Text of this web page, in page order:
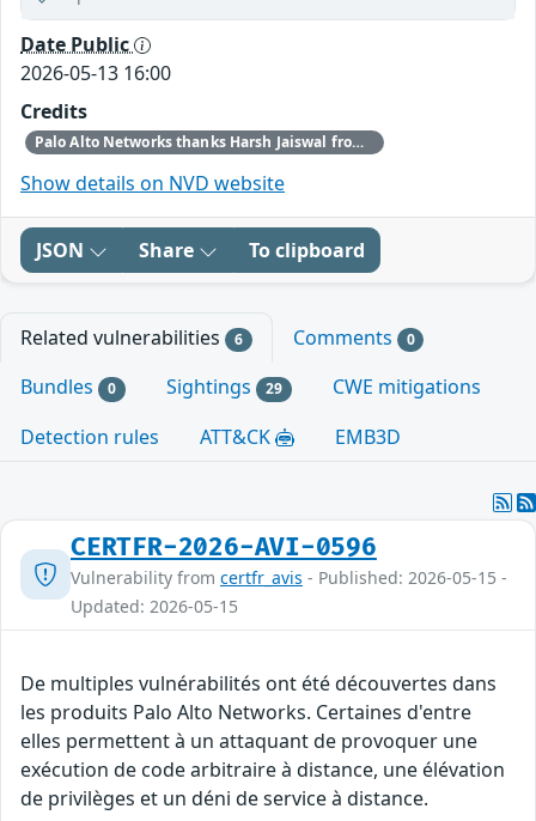
Date Public
2026-05-13 16:00
Credits
Palo Alto Networks thanks Harsh Jaiswal from Hacktron AI and our internal security research teams for discovering and reporting this issue.
Show details on NVD website
JSON Share To clipboard
Related vulnerabilities 6 Comments 0
Bundles 0 Sightings 29
CWE mitigations
Detection rules
ATT&CK EMB3D
CERTFR-2026-AVI-0596
Vulnerability from certfr_avis - Published: 2026-05-15 -
Updated: 2026-05-15
De multiples vulnérabilités ont été découvertes dans
les produits Palo Alto Networks. Certaines d'entre
elles permettent à un attaquant de provoquer une
exécution de code arbitraire à distance, une élévation
de privilèges et un déni de service à distance.